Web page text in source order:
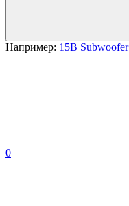
Например: 15B Subwoofer
0